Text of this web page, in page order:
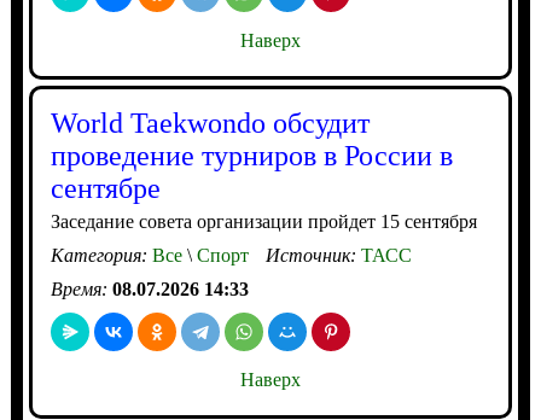
Наверх
World Taekwondo обсудит
проведение турниров в России в
сентябре
Заседание совета организации пройдет 15 сентября
Категория: Все\Спорт Источник: ТАСС
Время: 08.07.2026 14:33
Наверх